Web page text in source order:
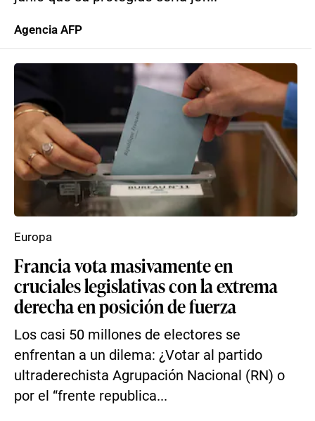
Agencia AFP
Francia vota masivamente en
cruciales legislativas con la extrema
derecha en posición de fuerza
Los casi 50 millones de electores se
enfrentan a un dilema: ¿Votar al partido
ultraderechista Agrupación Nacional (RN) o
por el “frente republica...
Europa